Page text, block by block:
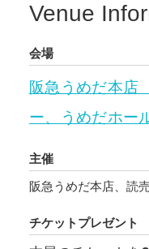
Venue
会場
阪急うめだ本店
ー、うめだホー
主催
阪急うめだ本店、読
チケットプレゼント